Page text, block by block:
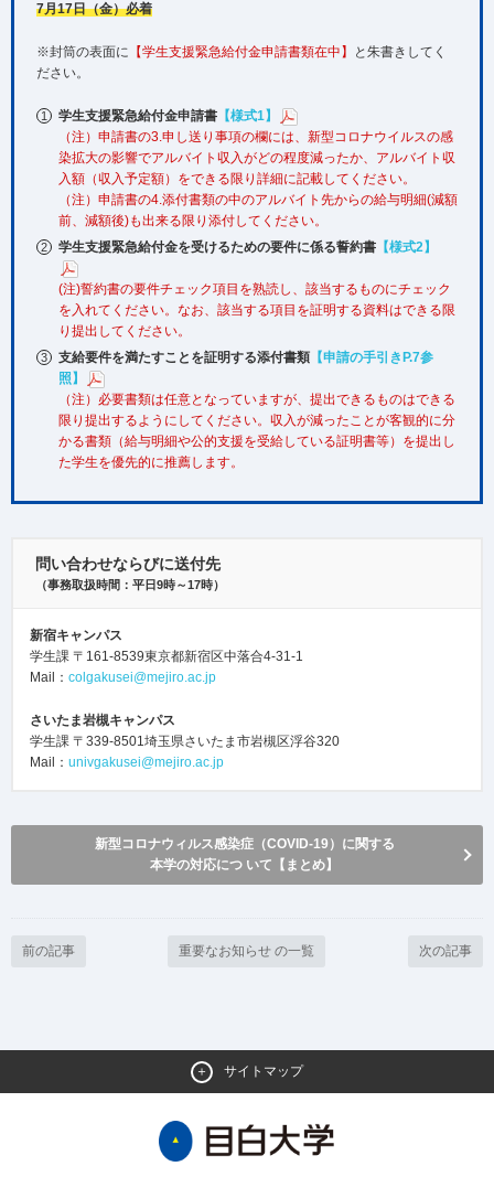
7月17日（金）必着
※封筒の表面に 【学生支援緊急給付金申請書類在中】
と朱書きしてく
ださい。
学生支援緊急給付金申請書 【様式1】
（注）申請書の3.申し送り事項の欄には、新型コロナウイルスの感
染拡大の影響でアルバイト収入がどの程度減ったか、アルバイト収
入額（収入予定額）をできる限り詳細に記載してください。
（注）申請書の4.添付書類の中のアルバイト先からの給与明細(減額
前、減額後)も出来る限り添付してください。
学生支援緊急給付金を受けるための要件に係る誓約書 【様式2】
(注)誓約書の要件チェック項目を熟読し、該当するものにチェック
を入れてください。なお、該当する項目を証明する資料はできる限
り提出してください。
支給要件を満たすことを証明する添付書類 【申請の手引きP.7参
照】
（注）必要書類は任意となっていますが、提出できるものはできる
限り提出するようにしてください。収入が減ったことが客観的に分
かる書類（給与明細や公的支援を受給している証明書等）を提出し
た学生を優先的に推薦します。
問い合わせならびに送付先
（事務取扱時間：平日9時～17時）
新宿キャンパス
学生課 〒161-8539東京都新宿区中落合4-31-1
Mail： colgakusei@mejiro.ac.jp
さいたま岩槻キャンパス
学生課 〒339-8501埼玉県さいたま市岩槻区浮谷320
Mail： univgakusei@mejiro.ac.jp
新型コロナウィルス感染症（COVID-19）に関する
本学の対応につ いて【まとめ】
前の記事 重要なお知らせ の一覧 次の記事
サイトマップ